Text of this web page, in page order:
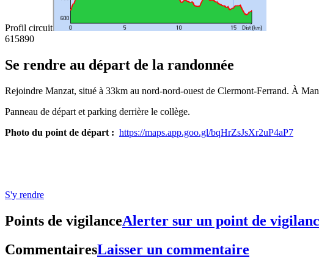
Profil circuit
615890
Se rendre au départ de la randonnée
Rejoindre Manzat, situé à 33km au nord-nord-ouest de Clermont-Ferrand. À
Panneau de départ et parking derrière le collège.
Photo du point de départ : https://maps.app.goo.gl/bqHrZsJsXr2uP4aP7
S'y rendre
Points de vigilanceAlerter sur un point de
CommentairesLaisser un commentaire